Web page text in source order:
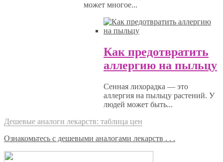
может многое...
Как предотвратить
аллергию на пыльцу
Сенная лихорадка — это
аллергия на пыльцу растений. У
людей может быть...
Дешевые аналоги лекарств: таблица цен
Ознакомьтесь с дешевыми аналогами лекарств . . .